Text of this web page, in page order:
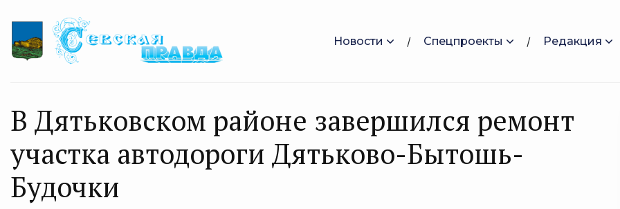
Новости Спецпроекты Редакция
В Дятьковском районе завершился ремонт
участка автодороги Дятьково-Бытошь-
Будочки